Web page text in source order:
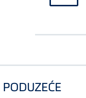
PODUZEĆE